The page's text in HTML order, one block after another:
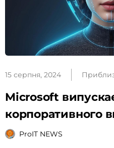
15 серпня, 2024
Microsoft
корпоративного
ProIT NEWS